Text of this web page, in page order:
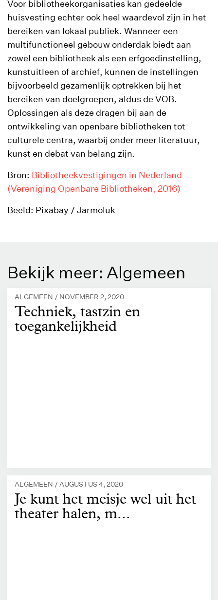
Voor bibliotheekorganisaties kan gedeelde
huisvesting echter ook heel waardevol zijn in het
bereiken van lokaal publiek. Wanneer een
multifunctioneel gebouw onderdak biedt aan
zowel een bibliotheek als een erfgoedinstelling,
kunstuitleen of archief, kunnen de instellingen
bijvoorbeeld gezamenlijk optrekken bij het
bereiken van doelgroepen, aldus de VOB.
Oplossingen als deze dragen bij aan de
ontwikkeling van openbare bibliotheken tot
culturele centra, waarbij onder meer literatuur,
kunst en debat van belang zijn.
Bron: Bibliotheekvestigingen in Nederland
(Vereniging Openbare Bibliotheken, 2016)
Beeld: Pixabay / Jarmoluk
Bekijk meer: Algemeen
ALGEMEEN / NOVEMBER 2, 2020
Techniek, tastzin en
toegankelijkheid
ALGEMEEN /AUGUSTUS 4, 2020
Je kunt het meisje wel uit het
theater halen, m...